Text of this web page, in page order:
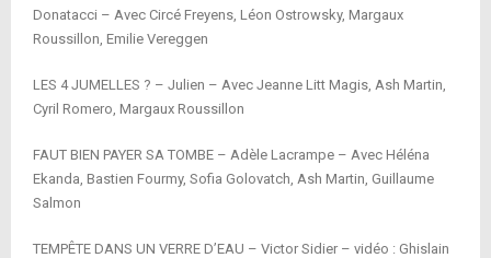
Donatacci – Avec Circé Freyens, Léon Ostrowsky, Margaux
Roussillon, Emilie Vereggen
LES 4 JUMELLES ? – Julien – Avec Jeanne Litt Magis, Ash Martin,
Cyril Romero, Margaux Roussillon
FAUT BIEN PAYER SA TOMBE – Adèle Lacrampe – Avec Héléna
Ekanda, Bastien Fourmy, Sofia Golovatch, Ash Martin, Guillaume
Salmon
TEMPÊTE DANS UN VERRE D’EAU – Victor Sidier – vidéo : Ghislain